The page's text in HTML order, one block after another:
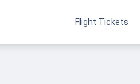
Flight Tickets